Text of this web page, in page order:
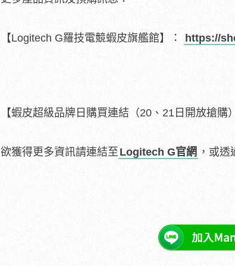
【Logitech G羅技電競蝦皮旗艦館】： https://
【蝦皮超級品牌日購買連結（20、21日開放搶購
欲獲得更多資訊請連結至 Logitech G官網 ，或透